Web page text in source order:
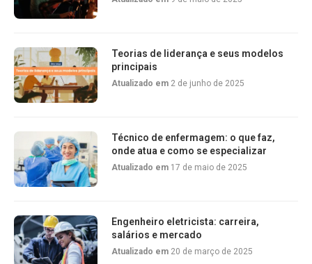
Teorias de liderança e seus modelos
principais
Atualizado em 2 de junho de 2025
Técnico de enfermagem: o que faz,
onde atua e como se especializar
Atualizado em 17 de maio de 2025
Engenheiro eletricista: carreira,
salários e mercado
Atualizado em 20 de março de 2025